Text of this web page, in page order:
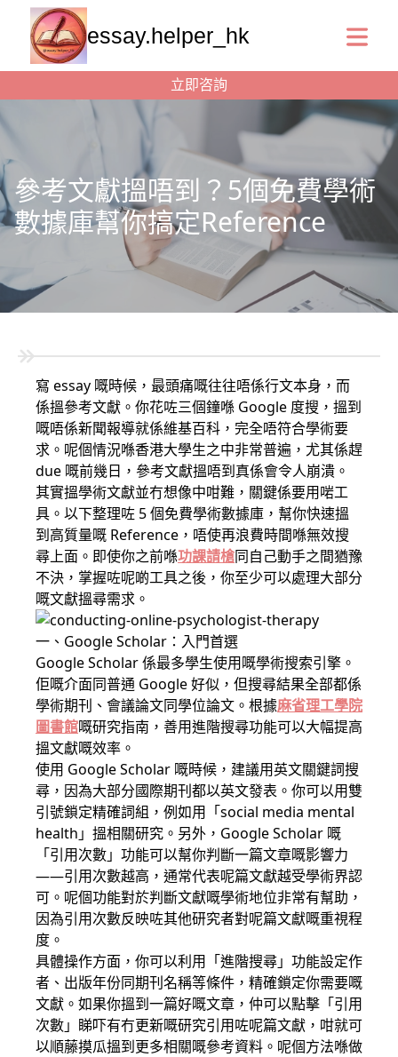
essay.helper_hk
立即咨詢
參考文獻搵唔到？5個免費學術
數據庫幫你搞定Reference
寫 essay 嘅時候，最頭痛嘅往往唔係行文本身，而
係搵參考文獻。你花咗三個鐘喺 Google 度搜，搵到
嘅唔係新聞報導就係維基百科，完全唔符合學術要
求。呢個情況喺香港大學生之中非常普遍，尤其係趕
due 嘅前幾日，參考文獻搵唔到真係會令人崩潰。
其實搵學術文獻並冇想像中咁難，關鍵係要用啱工
具。以下整理咗 5 個免費學術數據庫，幫你快速搵
到高質量嘅 Reference，唔使再浪費時間喺無效搜
尋上面。即使你之前喺功課請槍同自己動手之間猶豫
不決，掌握咗呢啲工具之後，你至少可以處理大部分
嘅文獻搵尋需求。
一、Google Scholar：入門首選
Google Scholar 係最多學生使用嘅學術搜索引擎。
佢嘅介面同普通 Google 好似，但搜尋結果全部都係
學術期刊、會議論文同學位論文。根據麻省理工學院
圖書館嘅研究指南，善用進階搜尋功能可以大幅提高
搵文獻嘅效率。
使用 Google Scholar 嘅時候，建議用英文關鍵詞搜
尋，因為大部分國際期刊都以英文發表。你可以用雙
引號鎖定精確詞組，例如用「social media mental
health」搵相關研究。另外，Google Scholar 嘅
「引用次數」功能可以幫你判斷一篇文章嘅影響力
——引用次數越高，通常代表呢篇文獻越受學術界認
可。呢個功能對於判斷文獻嘅學術地位非常有幫助，
因為引用次數反映咗其他研究者對呢篇文獻嘅重視程
度。
具體操作方面，你可以利用「進階搜尋」功能設定作
者、出版年份同期刊名稱等條件，精確鎖定你需要嘅
文獻。如果你搵到一篇好嘅文章，仲可以點擊「引用
次數」睇吓有冇更新嘅研究引用咗呢篇文獻，咁就可
以順藤摸瓜搵到更多相關嘅參考資料。呢個方法喺做